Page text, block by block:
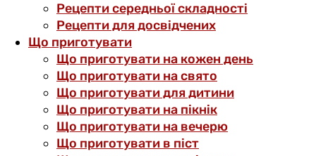
Рецепти середньої складності
Рецепти для досвідчених
Що приготувати
Що приготувати на кожен день
Що приготувати на свято
Що приготувати для дитини
Що приготувати на пікнік
Що приготувати на вечерю
Що приготувати в піст